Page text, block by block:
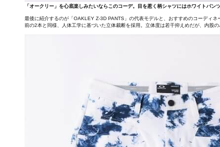
「オークリー」を心底楽しみたいならこのコーデ。目を惹く柄シャツにはホワイトパン
最後に紹介するのが「OAKLEY Z-3D PANTS」の代表モデルと、おすすめのコーディネ
前の2本と同様、人体工学に基づいた立体裁断を採用。立体度は若干抑えめだが、内股